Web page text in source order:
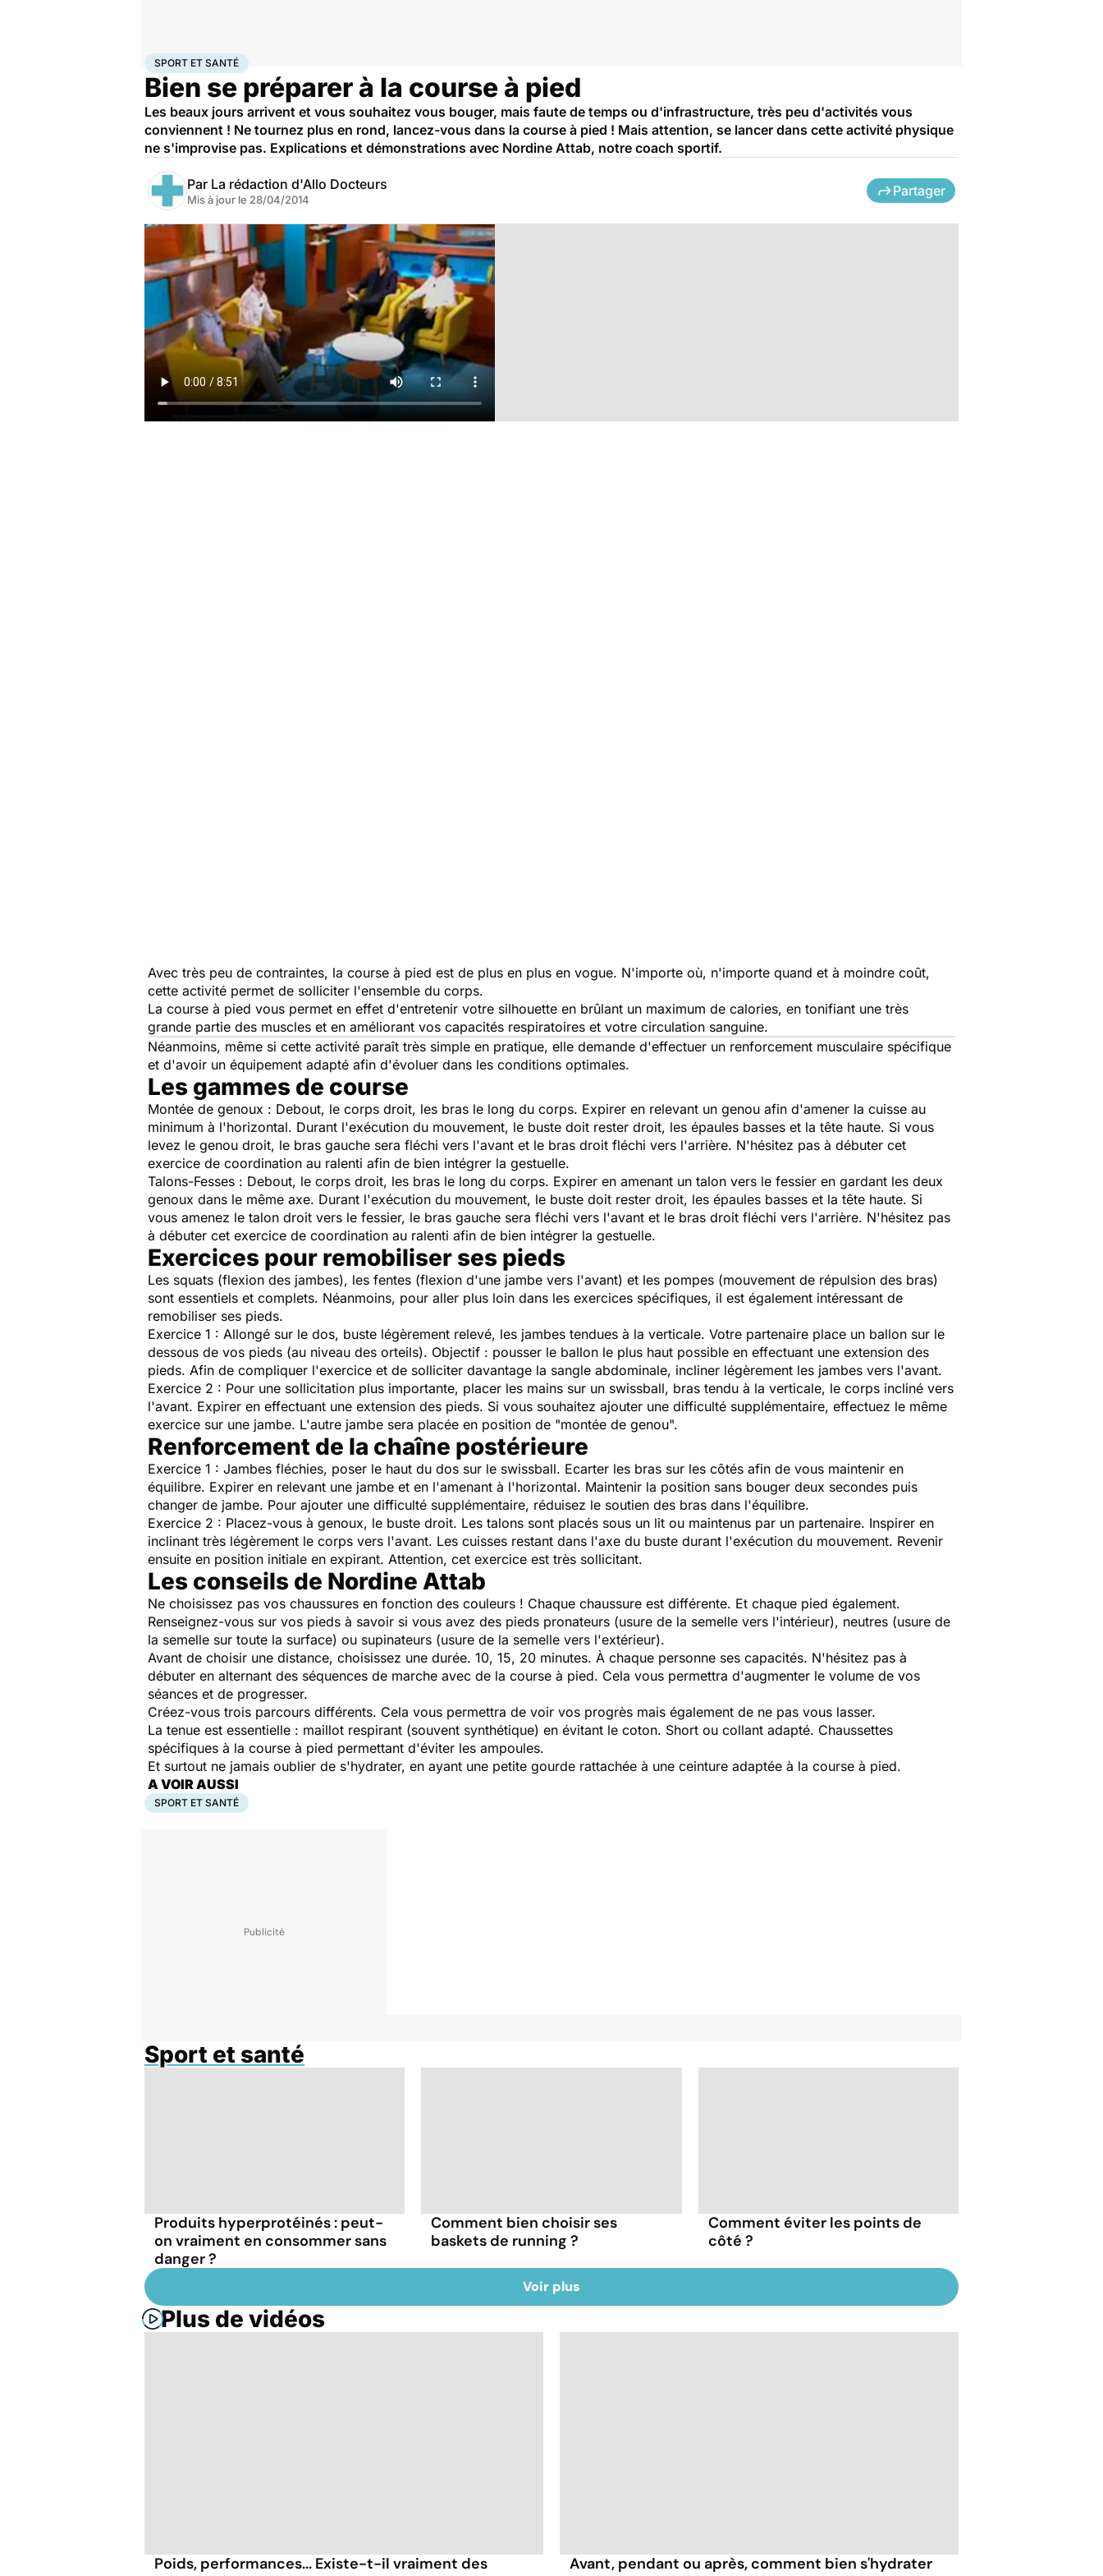
AccueilBien-êtreSport santé
SPORT ET SANTÉ
Bien se préparer à la course à pied
Les beaux jours arrivent et vous souhaitez vous bouger, mais faute de temps ou d'infrastructure, très peu d'activités vous
conviennent ! Ne tournez plus en rond, lancez-vous dans la course à pied ! Mais attention, se lancer dans cette activité physique
ne s'improvise pas. Explications et démonstrations avec Nordine Attab, notre coach sportif.
Par La rédaction d'Allo Docteurs
Mis à jour le 28/04/2014
Partager
Avec très peu de contraintes, la course à pied est de plus en plus en vogue. N'importe où, n'importe quand et à moindre coût,
cette activité permet de solliciter l'ensemble du corps.
La course à pied vous permet en effet d'entretenir votre silhouette en brûlant un maximum de calories, en tonifiant une très
grande partie des muscles et en améliorant vos capacités respiratoires et votre circulation sanguine.
Néanmoins, même si cette activité paraît très simple en pratique, elle demande d'effectuer un renforcement musculaire spécifique
et d'avoir un équipement adapté afin d'évoluer dans les conditions optimales.
Les gammes de course
Montée de genoux : Debout, le corps droit, les bras le long du corps. Expirer en relevant un genou afin d'amener la cuisse au
minimum à l'horizontal. Durant l'exécution du mouvement, le buste doit rester droit, les épaules basses et la tête haute. Si vous
levez le genou droit, le bras gauche sera fléchi vers l'avant et le bras droit fléchi vers l'arrière. N'hésitez pas à débuter cet
exercice de coordination au ralenti afin de bien intégrer la gestuelle.
Talons-Fesses : Debout, le corps droit, les bras le long du corps. Expirer en amenant un talon vers le fessier en gardant les deux
genoux dans le même axe. Durant l'exécution du mouvement, le buste doit rester droit, les épaules basses et la tête haute. Si
vous amenez le talon droit vers le fessier, le bras gauche sera fléchi vers l'avant et le bras droit fléchi vers l'arrière. N'hésitez pas
à débuter cet exercice de coordination au ralenti afin de bien intégrer la gestuelle.
Exercices pour remobiliser ses pieds
Les squats (flexion des jambes), les fentes (flexion d'une jambe vers l'avant) et les pompes (mouvement de répulsion des bras)
sont essentiels et complets. Néanmoins, pour aller plus loin dans les exercices spécifiques, il est également intéressant de
remobiliser ses pieds.
Exercice 1 : Allongé sur le dos, buste légèrement relevé, les jambes tendues à la verticale. Votre partenaire place un ballon sur le
dessous de vos pieds (au niveau des orteils). Objectif : pousser le ballon le plus haut possible en effectuant une extension des
pieds. Afin de compliquer l'exercice et de solliciter davantage la sangle abdominale, incliner légèrement les jambes vers l'avant.
Exercice 2 : Pour une sollicitation plus importante, placer les mains sur un swissball, bras tendu à la verticale, le corps incliné vers
l'avant. Expirer en effectuant une extension des pieds. Si vous souhaitez ajouter une difficulté supplémentaire, effectuez le même
exercice sur une jambe. L'autre jambe sera placée en position de "montée de genou".
Renforcement de la chaîne postérieure
Exercice 1 : Jambes fléchies, poser le haut du dos sur le swissball. Ecarter les bras sur les côtés afin de vous maintenir en
équilibre. Expirer en relevant une jambe et en l'amenant à l'horizontal. Maintenir la position sans bouger deux secondes puis
changer de jambe. Pour ajouter une difficulté supplémentaire, réduisez le soutien des bras dans l'équilibre.
Exercice 2 : Placez-vous à genoux, le buste droit. Les talons sont placés sous un lit ou maintenus par un partenaire. Inspirer en
inclinant très légèrement le corps vers l'avant. Les cuisses restant dans l'axe du buste durant l'exécution du mouvement. Revenir
ensuite en position initiale en expirant. Attention, cet exercice est très sollicitant.
Les conseils de Nordine Attab
Ne choisissez pas vos chaussures en fonction des couleurs ! Chaque chaussure est différente. Et chaque pied également.
Renseignez-vous sur vos pieds à savoir si vous avez des pieds pronateurs (usure de la semelle vers l'intérieur), neutres (usure de
la semelle sur toute la surface) ou supinateurs (usure de la semelle vers l'extérieur).
Avant de choisir une distance, choisissez une durée. 10, 15, 20 minutes. À chaque personne ses capacités. N'hésitez pas à
débuter en alternant des séquences de marche avec de la course à pied. Cela vous permettra d'augmenter le volume de vos
séances et de progresser.
Créez-vous trois parcours différents. Cela vous permettra de voir vos progrès mais également de ne pas vous lasser.
La tenue est essentielle : maillot respirant (souvent synthétique) en évitant le coton. Short ou collant adapté. Chaussettes
spécifiques à la course à pied permettant d'éviter les ampoules.
Et surtout ne jamais oublier de s'hydrater, en ayant une petite gourde rattachée à une ceinture adaptée à la course à pied.
A VOIR AUSSI
SPORT ET SANTÉ
Sport et santé
Produits hyperprotéinés : peut-
on vraiment en consommer sans
danger ?
Comment bien choisir ses
baskets de running ?
Comment éviter les points de
côté ?
Voir plus
Plus de vidéos
Poids, performances... Existe-t-il vraiment des
Avant, pendant ou après, comment bien s'hydrater